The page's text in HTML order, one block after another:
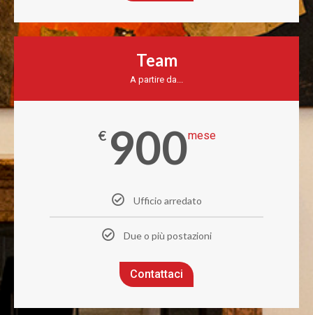
Team
A partire da...
€ 900mese
Ufficio arredato
Due o più postazioni
Contattaci